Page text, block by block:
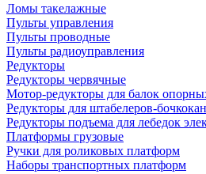
Ломы такелажные
Пульты управления
Пульты проводные
Пульты радиоуправления
Редукторы
Редукторы червячные
Мотор-редукторы для балок
Редукторы для штабелеров-
Редукторы подъема для лебедок
Платформы грузовые
Ручки для роликовых платформ
Наборы транспортных платформ